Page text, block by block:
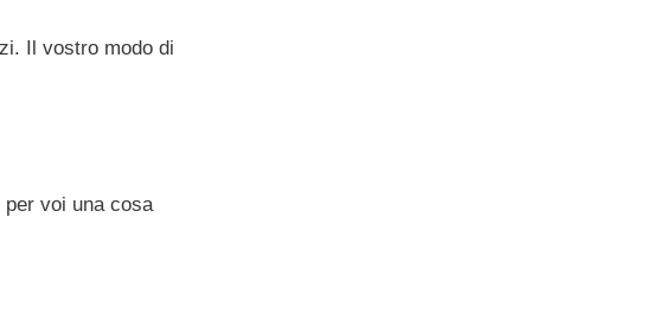
Il vostro modo di
voi una cosa